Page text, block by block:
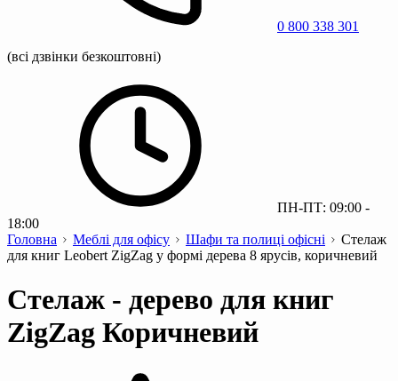
0 800 338 301
(всі дзвінки безкоштовні)
ПН-ПТ: 09:00 -
18:00
Головна
Меблі для офісу Шафи та полиці офісні
Стелаж
для книг Leobert ZigZag у формі дерева 8 ярусів, коричневий
Стелаж - дерево для книг
ZigZag Коричневий